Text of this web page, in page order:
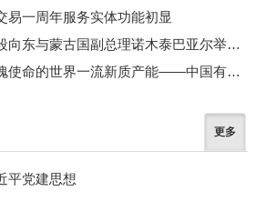
易一周年服务实体功能初显
中铝集团董事长段向东与蒙古国副总理诺木泰巴亚尔举行会谈
锻造无愧时代无愧使命的世界一流新质产能——中国有色金属工业的战略应对与破局之道（二）
更多
平党建思想